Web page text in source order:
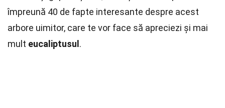
împreună 40 de fapte interesante despre acest
arbore uimitor, care te vor face să apreciezi și mai
mult eucaliptusul .